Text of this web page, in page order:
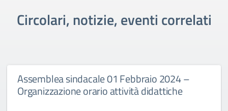
Circolari, notizie, eventi correlati
Assemblea sindacale 01 Febbraio 2024 –
Organizzazione orario attività didattiche